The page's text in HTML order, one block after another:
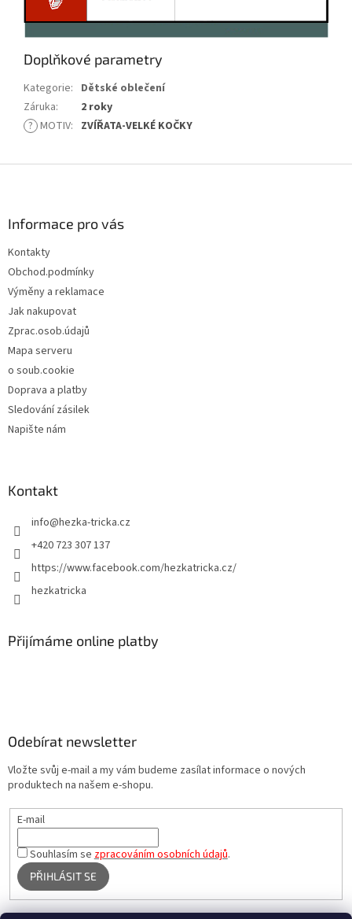
Doplňkové parametry
Kategorie: Dětské oblečení
Záruka:
2 roky
? MOTIV: ZVÍŘATA-VELKÉ KOČKY
Informace pro vás
Kontakty
Obchod.podmínky
Výměny a reklamace
Jak nakupovat
Zprac.osob.údajů
Mapa serveru
o soub.cookie
Doprava a platby
Sledování zásilek
Napište nám
Kontakt
info@hezka-tricka.cz
+420 723 307 137
https://www.facebook.com/hezkatricka.cz/
hezkatricka
Přijímáme online platby
Odebírat newsletter
Vložte svůj e-mail a my vám budeme zasílat informace o nových
produktech na našem e-shopu.
E-mail
Souhlasím sezpracováním osobních údajů.
PŘIHLÁSIT SE